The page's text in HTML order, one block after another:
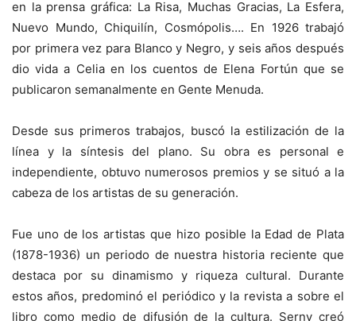
en la prensa gráfica: La Risa, Muchas Gracias, La Esfera,
Nuevo Mundo, Chiquilín, Cosmópolis…. En 1926 trabajó
por primera vez para Blanco y Negro, y seis años después
dio vida a Celia en los cuentos de Elena Fortún que se
publicaron semanalmente en Gente Menuda.
Desde sus primeros trabajos, buscó la estilización de la
línea y la síntesis del plano. Su obra es personal e
independiente, obtuvo numerosos premios y se situó a la
cabeza de los artistas de su generación.
Fue uno de los artistas que hizo posible la Edad de Plata
(1878-1936) un periodo de nuestra historia reciente que
destaca por su dinamismo y riqueza cultural. Durante
estos años, predominó el periódico y la revista a sobre el
libro como medio de difusión de la cultura. Serny creó